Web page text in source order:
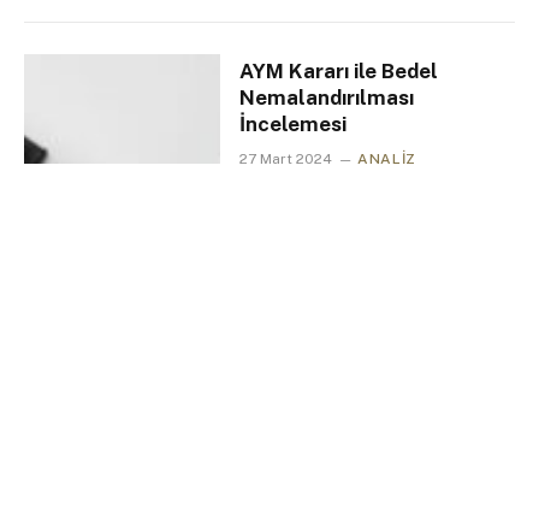
AYM Kararı ile Bedel
Nemalandırılması
İncelemesi
27 Mart 2024
ANALIZ